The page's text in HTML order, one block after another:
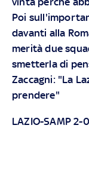
Poi
davanti alla
merità due
smetterla di
Zaccagni: "La
prendere"
LAZIO-SAMP 2-